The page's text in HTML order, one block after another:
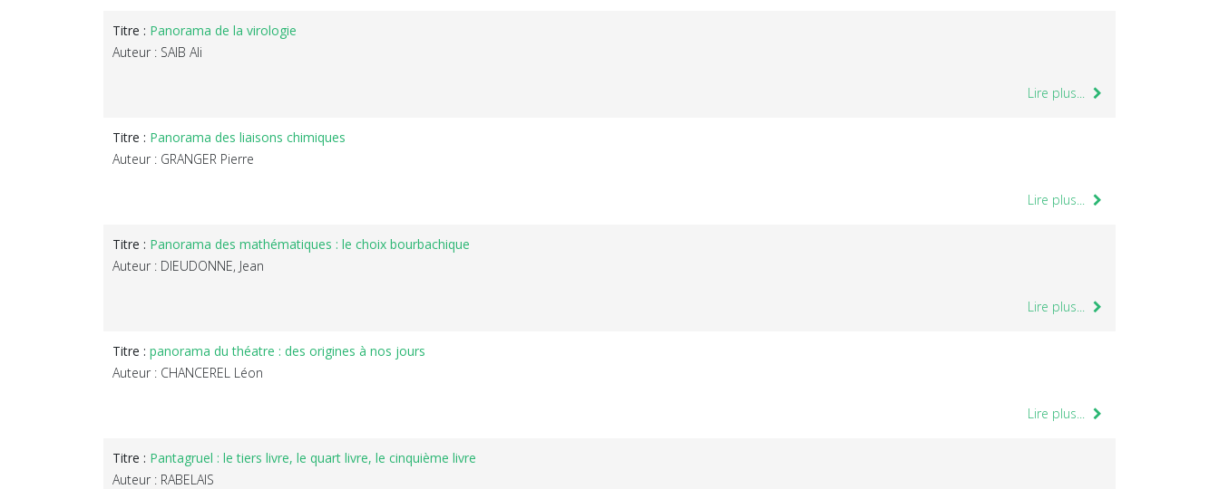
Titre : Panorama de la virologie
Auteur : SAIB Ali
Lire plus...
Titre : Panorama des liaisons chimiques
Auteur : GRANGER Pierre
Lire plus...
Titre : Panorama des mathématiques : le choix bourbachique
Auteur : DIEUDONNE, Jean
Lire plus...
Titre : panorama du théatre : des origines à nos jours
Auteur : CHANCEREL Léon
Lire plus...
Titre : Pantagruel : le tiers livre, le quart livre, le cinquième livre
Auteur : RABELAIS